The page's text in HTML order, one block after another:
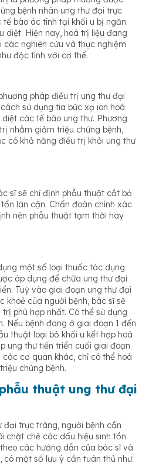
bệnh nhân ung thư đại trực
bào ác tính tại khối u bị ngăn
diệt. Hiện nay, hoá trị liệu đang
các nghiên cứu và thực nghiệm
độc tính với cơ thể.
pháp điều trị ung thư đại
sử dụng tia bức xạ ion hoá
các tế bào ung thư. Phương
nhằm giảm triệu chứng bệnh,
có khả năng điều trị khỏi ung thư
sĩ sẽ chỉ định phẫu thuật cắt bỏ
lân cận. Chẩn đoán chính xác
nên phẫu thuật tạm thời hay
một số loại thuốc tác dụng
áp dụng để chữa ung thư đại
Tuỳ vào giai đoạn ung thư đại
khoẻ của người bệnh, bác sĩ sẽ
phù hợp nhất. Có thể sử dụng
Nếu bệnh đang ở giai đoạn 1 đến
thuật loại bỏ khối u kết hợp hoá
ung thư tiến triển cuối giai đoạn
cơ quan khác, chỉ có thể hoá
chứng bệnh.
thuật ung thư đại
đại trực tràng, người bệnh cần
chặt chẽ các dấu hiệu sinh tồn.
các hướng dẫn của bác sĩ và
một số lưu ý cần tuân thủ như: